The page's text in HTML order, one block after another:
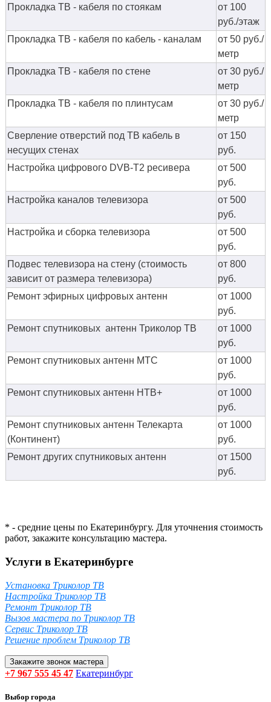
Прокладка ТВ - кабеля по стоякам
от 100
руб./этаж
Прокладка ТВ - кабеля по кабель - каналам
от 50 руб./
метр
Прокладка ТВ - кабеля по стене
от 30 руб./
метр
Прокладка ТВ - кабеля по плинтусам
от 30 руб./
метр
Сверление отверстий под ТВ кабель в
несущих стенах
от 150
руб.
Настройка цифрового DVB-T2 ресивера
от 500
руб.
Настройка каналов телевизора
от 500
руб.
Настройка и сборка телевизора
от 500
руб.
Подвес телевизора на стену (стоимость
зависит от размера телевизора)
от 800
руб.
Ремонт эфирных цифровых антенн
от 1000
руб.
Ремонт спутниковых антенн Триколор ТВ
от 1000
руб.
Ремонт спутниковых антенн МТС
от 1000
руб.
Ремонт спутниковых антенн НТВ+
от 1000
руб.
Ремонт спутниковых антенн Телекарта
(Континент)
от 1000
руб.
Ремонт других спутниковых антенн
от 1500
руб.
* - средние цены по Екатеринбургу. Для уточнения стоимость
работ, закажите консультацию мастера.
Услуги в Екатеринбурге
Установка Триколор ТВ
Настройка Триколор ТВ
Ремонт Триколор ТВ
Вызов мастера по Триколор ТВ
Сервис Триколор ТВ
Решение проблем Триколор ТВ
Закажите звонок мастера
+7 967 555 45 47 Екатеринбург
Выбор города